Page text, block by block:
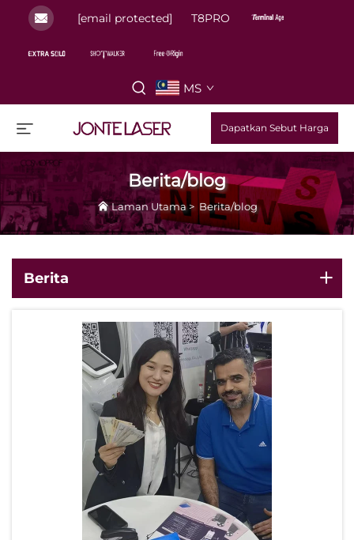
[email protected] T8PRO
MS
Dapatkan Sebut Harga
Berita/blog
Laman Utama> Berita/blog
Berita